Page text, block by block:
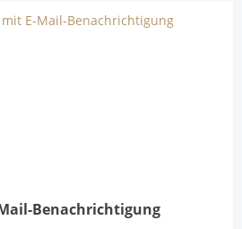
Benachrichtigung